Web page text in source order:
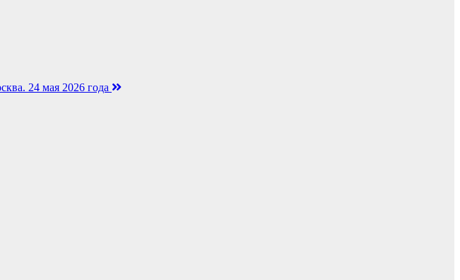
24 мая 2026 года